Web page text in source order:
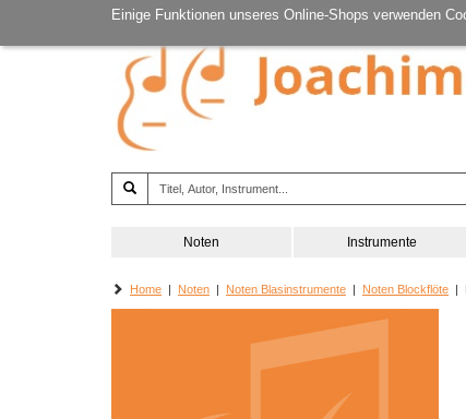
Einige Funktionen unseres Online-Shops verwenden
Noten Instrumente
Home | Noten | Noten Blasinstrumente | Noten Blockflöte |